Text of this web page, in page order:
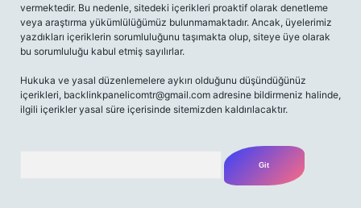
vermektedir. Bu nedenle, sitedeki içerikleri proaktif olarak denetleme
veya araştırma yükümlülüğümüz bulunmamaktadır. Ancak, üyelerimiz
yazdıkları içeriklerin sorumluluğunu taşımakta olup, siteye üye olarak
bu sorumluluğu kabul etmiş sayılırlar.
Hukuka ve yasal düzenlemelere aykırı olduğunu düşündüğünüz
içerikleri, backlinkpanelicomtr@gmail.com adresine bildirmeniz halinde,
ilgili içerikler yasal süre içerisinde sitemizden kaldırılacaktır.